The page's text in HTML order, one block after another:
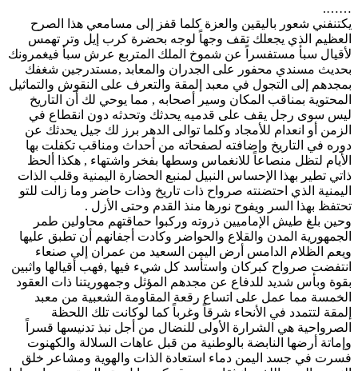
…….
يكتنفني شعور باليقين والعزة كلما قفز إلى مسامعي هذا الصرح
العظيم الذي يجعلك تقف وجهاً لوجه بحضرة كرب إيل وتر تهمس
لأقيال سبأ مستفسراً عن شموخ الملك المتربع عرش سبأ فيغمرونك
بحديث مسندي محفور على الجدران والمعابد ,مستدرجين شغفك
بمجدهم إلى التجول في معبد إلمقة والتعرف على النقوش والتماثيل
المحتوية بمناقب المكان وسير أصحابه , مما يوحي لك أن التاريخ
ليس سوى رجل يقف على قدميه يحدثك وتحدثه دون انقطاع في
الزمن أو انعدام للأمجاد وكلما توالى الدهر برز لك جيل يحدثك عن
دوره في التاريخ وإضافته لصفحاته من أحداث ومناقب تكفلت بها
الأيام لتظل منصاعاً للانغماس وسطها بفخر واشتهاء , هكذا ألحظ
ذاتي تطير بهذا الإحساس النبيل لمنبع الحضارة اليمنية وقلب الذات
اليمنية الذي احتضنته صرواح ذات تاريخ وذات حاضر وما زالت للتو
تحتفظ بهذا السر ويفوح نورها منذ القدم وحتى الأزل .
وحين بلغ طيش الإماميين ذروته وركبوا حماقتهم محاولين طمر
الجمهورية المدن والقلاع والحواضر وكادت أجفانهم أن تطبق عليها
ويعم الظلام الدامس أرض اليمن السعيد من عمران إلى صنعاء
انتفضت صرواح كبركان واستأسد كل شيء فيها ,فهب أقيالها واثبين
بقوة وبأس شديد للدفاع عن مجدهم المؤثل وجمهوريتنا ذات العقود
الخمسة مما عمل على اتساع رقعة المقاومة الشعبية من معبد
إلمقة لتتمدد في الأنحاء شرقاً وغرباً كما لوكانت تلك اللحظة
الصرواحية هي الشرارة الأولى للنضال من أجل نبذ تدنيسها قسراً
وإماتة أرضها النابضة بالوطنية من قبل عاهات السلالة والكهنوت
فسرت في جسد اليمن دماء استعادة الذات والهوية ومشاعر خلق